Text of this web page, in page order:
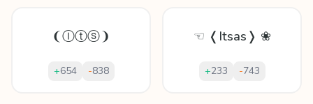
❨Ⓘⓣⓢ❩
+654 -838
☜ ❬Itsas❭ ❀
+233 -743